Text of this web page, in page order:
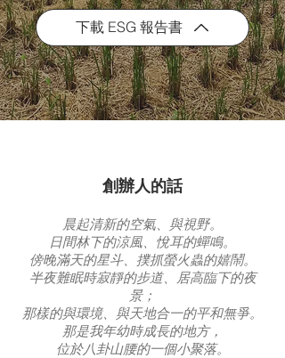
下載 ESG 報告書
創辦人的話
晨起清新的空氣、與視野。
日間林下的涼風、悅耳的蟬鳴。
傍晚滿天的星斗、撲抓螢火蟲的嬉鬧。
半夜難眠時寂靜的步道、居高臨下的夜
景；
那樣的與環境、與天地合一的平和無爭。
那是我年幼時成長的地方，
位於八卦山腰的一個小聚落。